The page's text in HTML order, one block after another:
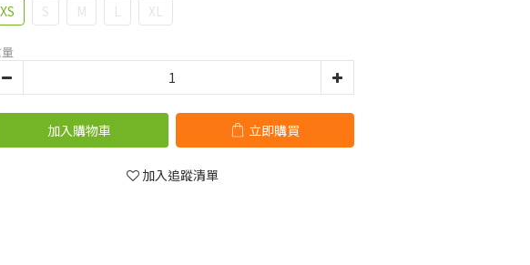
XS S M L XL
加入購物車 立即購買
加入追蹤清單